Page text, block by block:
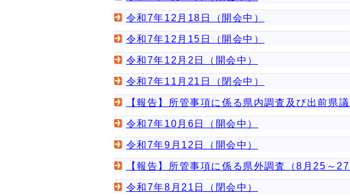
令和7年12月18日（開会中）
令和7年12月15日（開会中）
令和7年12月2日（開会中）
令和7年11月21日（閉会中）
【報告】所管事項に係る県内調査及び出前県
令和7年10月6日（開会中）
令和7年9月12日（開会中）
【報告】所管事項に係る県外調査（8月25～27
令和7年8月21日（閉会中）